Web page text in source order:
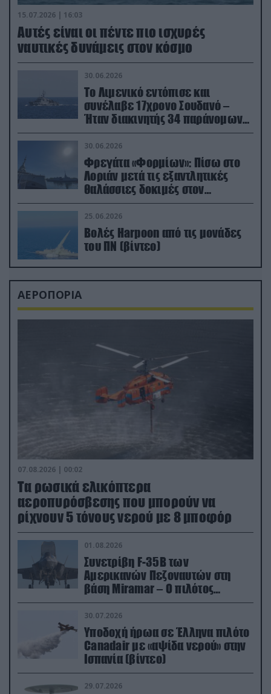
15.07.2026 | 16:03
Aυτές είναι οι πέντε πιο ισχυρές
ναυτικές δυνάμεις στον κόσμο
30.06.2026
Το Λιμενικό εντόπισε και
συνέλαβε 17χρονο Σουδανό –
Ήταν διακινητής 34 παράνομων
μεταναστών
30.06.2026
Φρεγάτα «Φορμίων»: Πίσω στο
Λοριάν μετά τις εξαντλητικές
θαλάσσιες δοκιμές στον
απαιτητικό Βισκαϊκό
25.06.2026
Βολές Harpoon από τις μονάδες
του ΠΝ (βίντεο)
ΑΕΡΟΠΟΡΙΑ
07.08.2026 | 00:02
Τα ρωσικά ελικόπτερα
αεροπυρόσβεσης που μπορούν να
ρίχνουν 5 τόνους νερού με 8 μποφόρ
01.08.2026
Συνετρίβη F-35B των
Αμερικανών Πεζοναυτών στη
βάση Miramar – Ο πιλότος
εκτινάχθηκε εγκαίρως
30.07.2026
Υποδοχή ήρωα σε Έλληνα πιλότο
Canadair με «αψίδα νερού» στην
Ισπανία (βίντεο)
29.07.2026